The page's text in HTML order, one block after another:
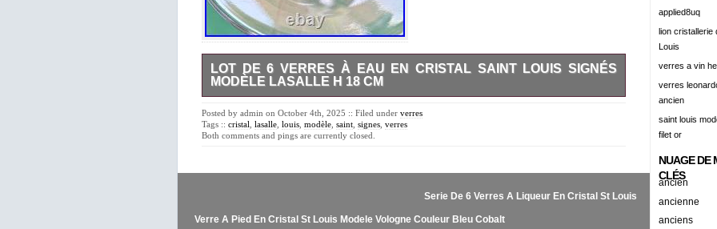
LOT DE 6 VERRES À EAU EN CRISTAL SAINT LOUIS SIGNÉS
MODÈLE LASALLE H 18 CM
Diamètre buvant : 8,8 cm. Diamètre pied : 8 cm.
Posted by admin on October 4th, 2025 :: Filed under verres
Tags :: cristal lasalle louis modèle saint signes verres
Both comments and pings are currently closed.
Serie De 6 Verres A Liqueur En Cristal St Louis
Verre A Pied En Cristal St Louis Modele Vologne Couleur Bleu Cobalt
alisation
amazing
america
amiante
ancien
ancienes
applied8uq
lion cristallerie
Louis
verres a vin
verres
ancien
saint louis
filet or
NUAGE DE
CLÉS
ancien
ancienne
anciens